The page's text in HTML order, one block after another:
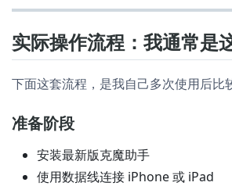
实际操作流程：我通常是
下面这套流程，是我自己多次使用后比
准备阶段
安装最新版克魔助手
使用数据线连接 iPhone 或 iPad